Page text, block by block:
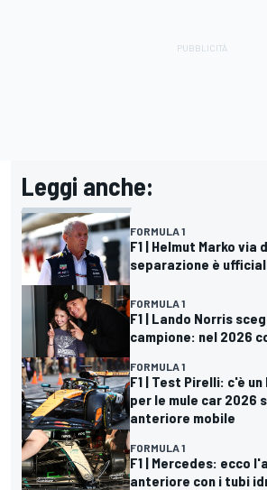
Leggi anche:
FORMULA 1
F1 | Helmut Marko via
separazione è
FORMULA 1
F1 | Lando Norris
campione: nel 2026
FORMULA 1
F1 | Test Pirelli: c'è
per le mule car 2026
anteriore mobile
FORMULA 1
F1 | Mercedes: ecco
anteriore con i tubi